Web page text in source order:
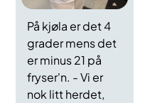
På kjøla er det 4
grader mens det
er minus 21 på
fryser'n. - Vi er
nok litt herdet,